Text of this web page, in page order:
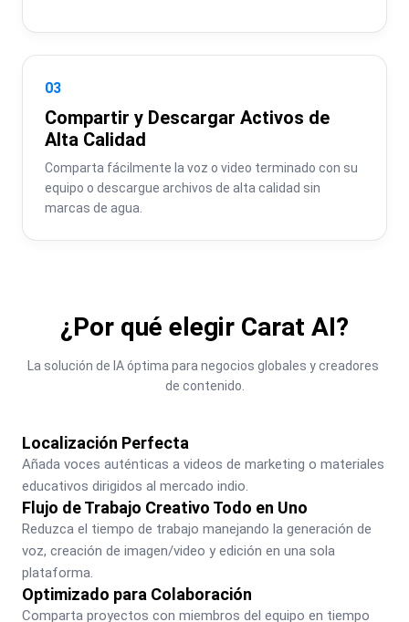
03
Compartir y Descargar Activos de
Alta Calidad
Comparta fácilmente la voz o video terminado con su
equipo o descargue archivos de alta calidad sin
marcas de agua.
¿Por qué elegir Carat AI?
La solución de IA óptima para negocios globales y creadores
de contenido.
Localización Perfecta
Añada voces auténticas a videos de marketing o materiales
educativos dirigidos al mercado indio.
Flujo de Trabajo Creativo Todo en Uno
Reduzca el tiempo de trabajo manejando la generación de
voz, creación de imagen/video y edición en una sola
plataforma.
Optimizado para Colaboración
Comparta proyectos con miembros del equipo en tiempo